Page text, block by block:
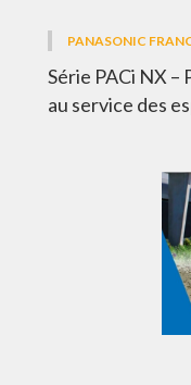
PANASONIC
Série PACi NX
au service des